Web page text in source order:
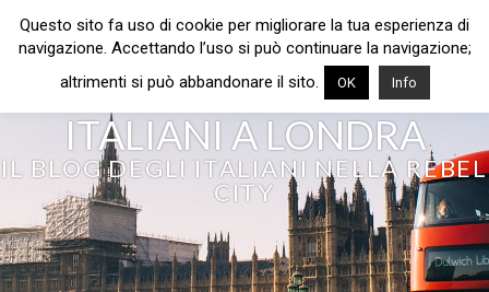
ITALIANI A LONDRA
IL BLOG DEGLI ITALIANI NELLA REBEL
CITY
Questo sito fa uso di cookie per migliorare la tua esperienza di
navigazione. Accettando l’uso si può continuare la navigazione;
altrimenti si può abbandonare il sito.
OK Info